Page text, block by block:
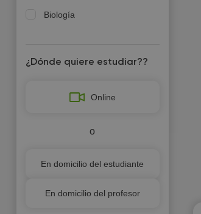
Biología
Ciencias sociales
¿Dónde quiere estudiar??
Online
o
En domicilio del estudiante
En domicilio del profesor